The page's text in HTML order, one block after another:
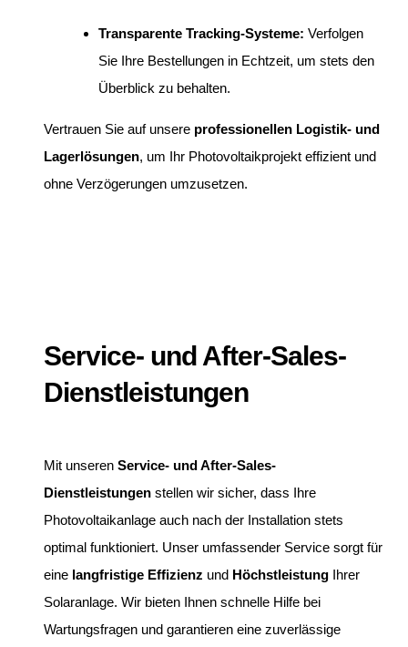
Transparente Tracking-Systeme: Verfolgen
Sie Ihre Bestellungen in Echtzeit, um stets den
Überblick zu behalten.
Vertrauen Sie auf unsere professionellen Logistik- und
Lagerlösungen, um Ihr Photovoltaikprojekt effizient und
ohne Verzögerungen umzusetzen.
Service- und After-Sales-
Dienstleistungen
Mit unseren Service- und After-Sales-
Dienstleistungen stellen wir sicher, dass Ihre
Photovoltaikanlage auch nach der Installation stets
optimal funktioniert. Unser umfassender Service sorgt für
eine langfristige Effizienz und Höchstleistung Ihrer
Solaranlage. Wir bieten Ihnen schnelle Hilfe bei
Wartungsfragen und garantieren eine zuverlässige